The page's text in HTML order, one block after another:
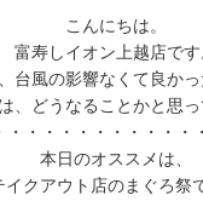
こんにちは。
富寿しイオン上越店です
台風の影響なくて良かっ
、どうなることかと思
・・・・・・・・・・
本日のオススメは、
イクアウト店のまぐろ祭